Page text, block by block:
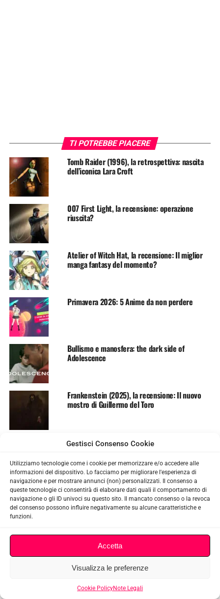
Gestisci Consenso Cookie
Utilizziamo tecnologie come i cookie per memorizzare e/o accedere alle
informazioni del dispositivo. Lo facciamo per migliorare l'esperienza di
navigazione e per mostrare annunci (non) personalizzati. Il consenso a
queste tecnologie ci consentirà di elaborare dati quali il comportamento di
navigazione o gli ID univoci su questo sito. Il mancato consenso o la revoca
del consenso possono influire negativamente su alcune caratteristiche e
funzioni.
Accetta
Visualizza le preferenze
Cookie PolicyNote Legali
TI POTREBBE PIACERE
Tomb Raider (1996), la retrospettiva: nascita
dell’iconica Lara Croft
007 First Light, la recensione: operazione
riuscita?
Atelier of Witch Hat, la recensione: Il miglior
manga fantasy del momento?
Primavera 2026: 5 Anime da non perdere
Bullismo e manosfera: the dark side of
Adolescence
Frankenstein (2025), la recensione: Il nuovo
mostro di Guillermo del Toro
Sottoscrivimi agli aggiornamenti